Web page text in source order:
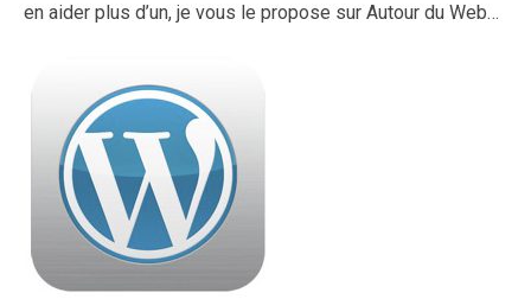
en aider plus d’un, je vous le propose sur Autour du Web…